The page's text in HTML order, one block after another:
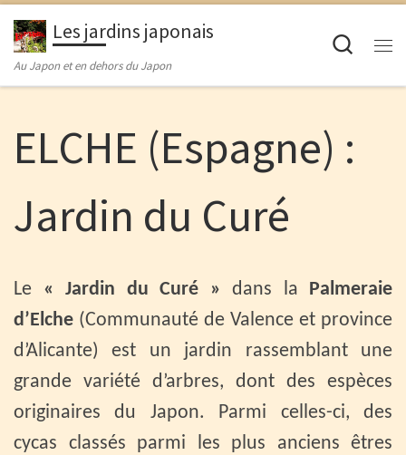
Passer au contenu
Les jardins japonais
Au Japon et en dehors du Japon
ELCHE (Espagne) :
Jardin du Curé
Le « Jardin du Curé » dans la Palmeraie
d’Elche (Communauté de Valence et province
d’Alicante) est un jardin rassemblant une
grande variété d’arbres, dont des espèces
originaires du Japon. Parmi celles-ci, des
cycas classés parmi les plus anciens êtres